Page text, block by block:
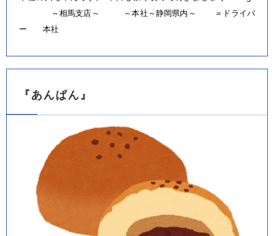
～相馬支店～ ～本社～静岡県内～ ＝ドライバ
ー 本社
『あんぱん』